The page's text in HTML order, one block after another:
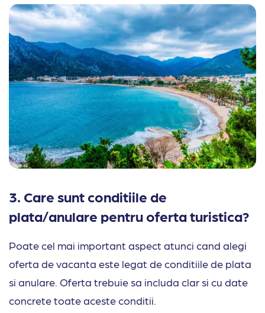
3. Care sunt conditiile de
plata/anulare pentru oferta turistica?
Poate cel mai important aspect atunci cand alegi
oferta de vacanta este legat de conditiile de plata
si anulare. Oferta trebuie sa includa clar si cu date
concrete toateaceste conditii.